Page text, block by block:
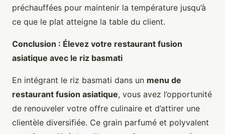
préchauffées pour maintenir la température jusqu’à
ce que le plat atteigne la table du client.
Conclusion : Élevez votre restaurant fusion
asiatique avec le riz basmati
En intégrant le riz basmati dans un menu de
restaurant fusion asiatique, vous avez l’opportunité
de renouveler votre offre culinaire et d’attirer une
clientèle diversifiée. Ce grain parfumé et polyvalent